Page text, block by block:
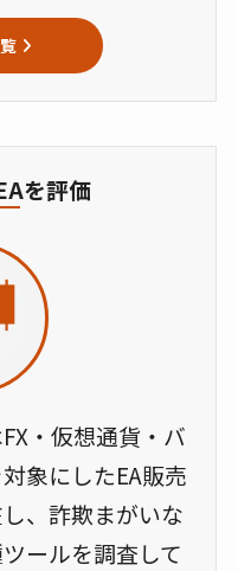
を評価
・仮想通貨・バ
象にしたEA販売
、詐欺まがいな
ールを調査して